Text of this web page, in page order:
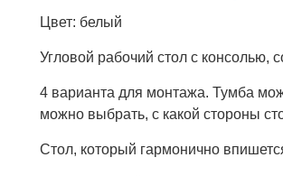
Цвет: белый
Угловой рабочий стол с консолью,
4 варианта для монтажа. Тумба
можно выбрать, с какой стороны
Стол, который гармонично